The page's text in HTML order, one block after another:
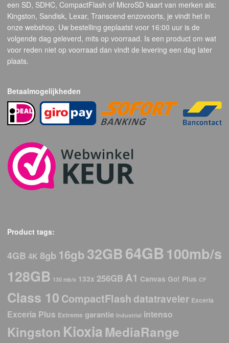
een SD, SDHC, CompactFlash of MicroSD kaart van merken als:
Kingston, Sandisk, Lexar, Transcend enzovoorts, je vindt het in
onze webshop. Uw bestelling geplaatst voor 16:00 uur is de
volgende dag geleverd, mits op voorraad. Is een product om wat
voor reden niet op voorraad dan vindt de levering een dag later
plaats.
Betaalmogelijkheden
Product tags:
4GB 4K 8gb16gb32GB64GB100mb/s
128GB 130 mb/s 133x 256GB A1 Canvas Go! Plus CF
Class 10 CompactFlash datatraveler Exceria
Exceria Plus Extreme garantie Industrial intenso
Kingston Kioxia MediaRange